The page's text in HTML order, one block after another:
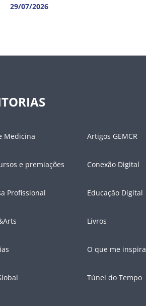
29/07/2026
Medicina Artigos GEMCR
e premiações Conexão Digital
Profissional Educação Digital
Livros
O que me inspira
Túnel do Tempo